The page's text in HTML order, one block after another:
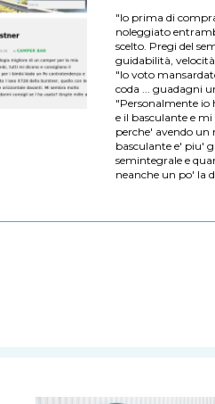
"Io prima di
noleggiato
scelto. Pregi del
guidabilità,
"Io voto
coda ... guadagni
"Personalmente io
e il basculante e
perche' avendo
basculante e' piu'
semintegrale e
neanche un po' la